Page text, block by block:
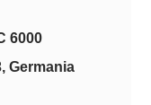
6000
Germania